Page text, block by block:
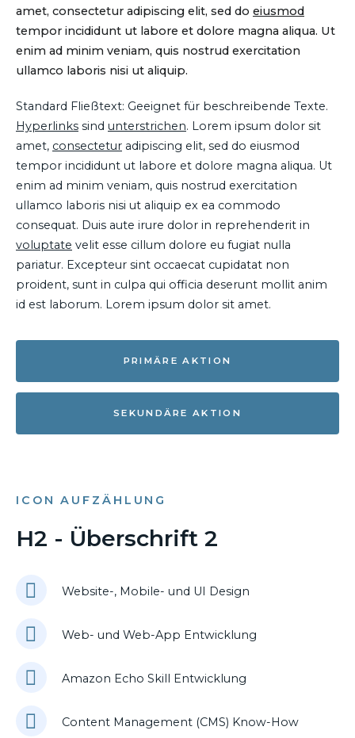
amet, consectetur adipiscing elit, sed do eiusmod
tempor incididunt ut labore et dolore magna aliqua. Ut
enim ad minim veniam, quis nostrud exercitation
ullamco laboris nisi ut aliquip.
Standard Fließtext: Geeignet für beschreibende Texte.
Hyperlinks sind unterstrichen. Lorem ipsum dolor sit
amet, consectetur adipiscing elit, sed do eiusmod
tempor incididunt ut labore et dolore magna aliqua. Ut
enim ad minim veniam, quis nostrud exercitation
ullamco laboris nisi ut aliquip ex ea commodo
consequat. Duis aute irure dolor in reprehenderit in
voluptate velit esse cillum dolore eu fugiat nulla
pariatur. Excepteur sint occaecat cupidatat non
proident, sunt in culpa qui officia deserunt mollit anim
id est laborum. Lorem ipsum dolor sit amet.
PRIMÄRE AKTION
SEKUNDÄRE AKTION
ICON AUFZÄHLUNG
H2 - Überschrift 2
Website-, Mobile- und UI Design
Web- und Web-App Entwicklung
Amazon Echo Skill Entwicklung
Content Management (CMS) Know-How